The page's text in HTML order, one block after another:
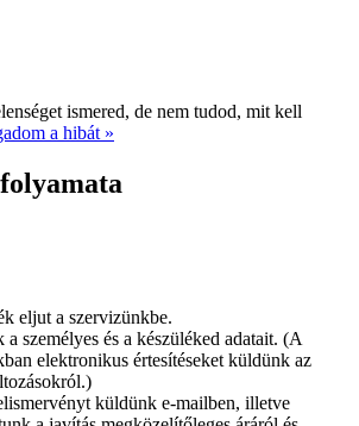
ismered, de nem tudod, mit kell
a hibát »
eljut a szervizünkbe.
személyes és a készüléked adatait. (A
elektronikus értesítéseket küldünk az
küldünk e-mailben, illetve